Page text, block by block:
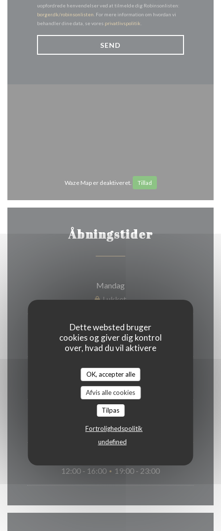
Dette websted bruger
cookies og giver dig kontrol
over, hvad du vil aktivere
OK, accepter alle
Afvis alle cookies
Tilpas
Fortrolighedspolitik
undefined
uopfordrede henvendelser ved at tilmelde dig Robinsonlisten:
borger.dk/robinsonlisten . For mere information om hvordan vi
behandler dine data, se vores privatlivspolitik
Waze Map er deaktiveret. Tillad
Åbningstider
Mandag
Lukket
Tir-Ons
19:00 - 00:00
Torsdag
19:00 - 15:00
Fre-Lor
12:00 - 15:00 • 19:00 - 00:00
12:00 - 16:00 • 19:00 - 23:00